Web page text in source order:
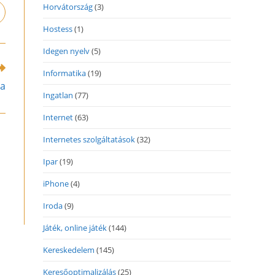
Horvátország(3)
Hostess(1)
Idegen nyelv(5)
Informatika(19)
Ingatlan (77)
Internet(63)
Internetes szolgáltatások(32)
Ipar(19)
iPhone(4)
Iroda(9)
Játék, online játék(144)
Kereskedelem (145)
Keresőoptimalizálás(25)